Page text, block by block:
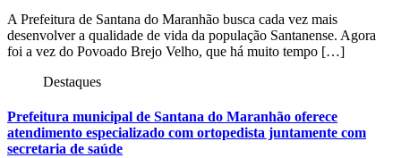
A Prefeitura de Santana do Maranhão busca cada vez mais
desenvolver a qualidade de vida da população Santanense. Agora
foi a vez do Povoado Brejo Velho, que há muito tempo […]
Destaques
Prefeitura municipal de Santana do Maranhão oferece
atendimento especializado com ortopedista juntamente com
secretaria de saúde